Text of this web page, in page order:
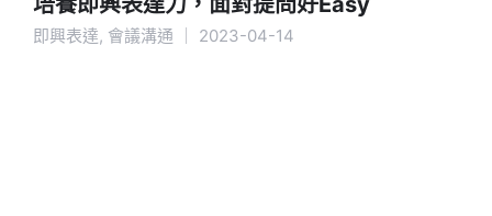
即興表達, 會議溝通 2023-04-14